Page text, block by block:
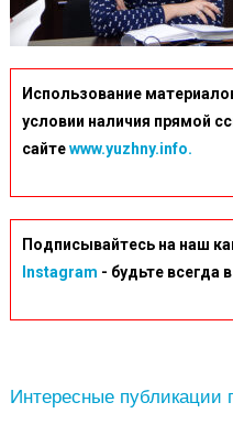
Использование
условии наличия прямой
сайтеwww.yuzhny.info.
Подписывайтесь на наш
Instagram - будьте всегда
Интересные публикации